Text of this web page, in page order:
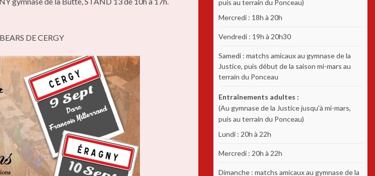
DE CERGY
puis au terrain du Ponceau)
Mercredi : 18h à 20h
Vendredi : 19h à 20h30
Samedi : matchs amicaux au gymnase de la
Justice, puis début de la saison mi-mars au
terrain du Ponceau
Entraînements adultes :
(Au gymnase de la Justice jusqu'à mi-mars,
puis au terrain du Ponceau)
Lundi : 20h à 22h
Mercredi : 20h à 22h
Dimanche : matchs amicaux au gymnase de la